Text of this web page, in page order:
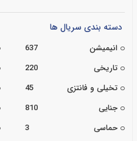
دسته بندی سریال ها
انیمیشن 637
تاریخی
220
تخیلی و فانتزی
45
جنایی
810
حماسی
3